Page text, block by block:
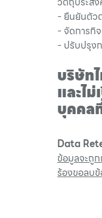
- ยืนยันตัว
- จัดการกิ
- ปรับปรุง
บริษัท
และไ
บุคคล
Data
ข้อมูลจะถูก
ร้องขอลบ